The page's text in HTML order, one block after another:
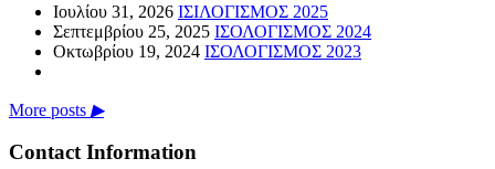
Ιουλίου 31, 2026 ΙΣΙΛΟΓΙΣΜΟΣ 2025
Σεπτεμβρίου 25, 2025 ΙΣΟΛΟΓΙΣΜΟΣ 2024
Οκτωβρίου 19, 2024 ΙΣΟΛΟΓΙΣΜΟΣ 2023
More posts ▶
Contact Information